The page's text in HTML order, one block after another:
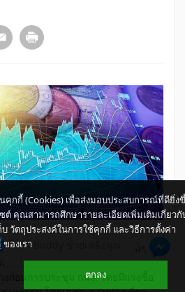
อระดับ 1,400 จุดได้ช่วงสั้นๆ
ลงในช่วงที่เหลือของสัปดาห์
ก่อนการประชุม กนง. โดยมีแรงซื้อ
คุกกี้ (Cookies) เพื่อส่งมอบประสบการณ์ที่ดียิ่ง
ต์ คุณสามารถศึกษารายละเอียดเพิ่มเติมเกี่ยวกั
วัตถุประสงค์ในการใช้คุกกี้ และวิธีการตั้งค่า
ของเรา
ตกลง
ให้ K-Buddy ช่วยเหลือคุณ